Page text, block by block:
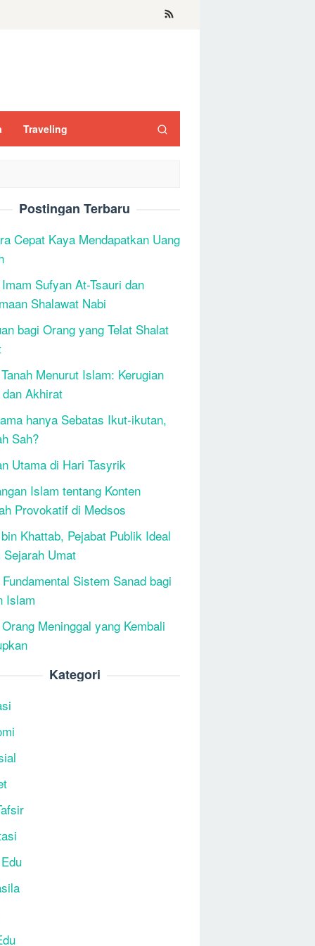
Traveling
Postingan Terbaru
Cepat Kaya Mendapatkan Uang
Sufyan At-Tsauri dan
Shalawat Nabi
bagi Orang yang Telat Shalat
Menurut Islam: Kerugian
Akhirat
hanya Sebatas Ikut-ikutan,
Sah?
Utama di Hari Tasyrik
Islam tentang Konten
Provokatif di Medsos
Khattab, Pejabat Publik Ideal
Sejarah Umat
Fundamental Sistem Sanad bagi
Islam
Meninggal yang Kembali
Kategori